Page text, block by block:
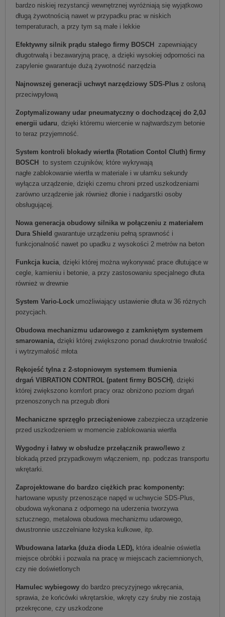
bardzo niskiej rezystancji wewnętrznej wyróżniają się wyjątkowo
długą żywotnością nawet w przypadku prac w niskich
temperaturach, a przy tym są małe i lekkie
Efektywny silnik prądu stałego firmy BOSCH zapewniający
długotrwałą i bezawaryjną pracę, a dzięki wysokiej odporności na
zapylenie gwarantuje dużą żywotność narzędzia
Najnowszej generacji uchwyt narzędziowy SDS-Plus z osłoną
przeciwpyłową
Zoptymalizowany udar pneumatyczny o dochodzącej do 2,0J
energii udaru , dzięki któremu wiercenie w najtwardszym betonie
to teraz przyjemność.
System kontroli blokady wiertła (Rotation Contol Cluth) firmy
BOSCH to system czujników, które wykrywają
nagłe zablokowanie wiertła w materiale i w ułamku sekundy
wyłącza urządzenie, dzięki czemu chroni przed uszkodzeniami
zarówno urządzenie jak również dłonie i nadgarstki osoby
obsługującej.
Nowa generacja obudowy silnika w połączeniu z materiałem
Dura Shield gwarantuje urządzeniu pełną sprawność i
funkcjonalność nawet po upadku z wysokości 2 metrów na beton
Funkcja kucia , dzięki której można wykonywać prace dłutujące w
cegle, kamieniu i betonie, a przy zastosowaniu specjalnego dłuta
również w drewnie
System Vario-Lock umożliwiający ustawienie dłuta w 36 różnych
pozycjach.
Obudowa mechanizmu udarowego z zamkniętym systemem
smarowania, dzięki której zwiększono ponad dwukrotnie trwałość
i wytrzymałość młota
Rękojeść tylna z 2-stopniowym systemem tłumienia
drgań VIBRATION CONTROL (patent firmy BOSCH) , dzięki
której zwiększono komfort pracy oraz obniżono poziom drgań
przenoszonych na przegub dłoni
Mechaniczne sprzęgło przeciążeniowe zabezpiecza urządzenie
przed uszkodzeniem w momencie zablokowania wiertła
Wygodny i łatwy w obsłudze przełącznik prawo/lewo z
blokadą przed przypadkowym włączeniem, np. podczas transportu
wkrętarki.
Zaprojektowane do bardzo ciężkich prac komponenty:
hartowane wpusty przenoszące napęd w uchwycie SDS-Plus,
obudowa wykonana z odpornego na uderzenia tworzywa
sztucznego, metalowa obudowa mechanizmu udarowego,
dwustronnie uszczelniane łożyska kulkowe, itp.
Wbudowana latarka (duża dioda LED), która idealnie oświetla
miejsce obróbki i pozwala na pracę w miejscach zaciemnionych,
czy nie doświetlonych
Hamulec wybiegowy do bardzo precyzyjnego wkręcania,
sprawia, że końcówki wkrętarskie, wkręty czy śruby nie zostają
przekręcone, czy uszkodzone